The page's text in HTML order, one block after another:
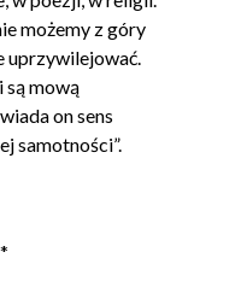
możemy z góry
uprzywilejować.
mową
on sens
samotności”.